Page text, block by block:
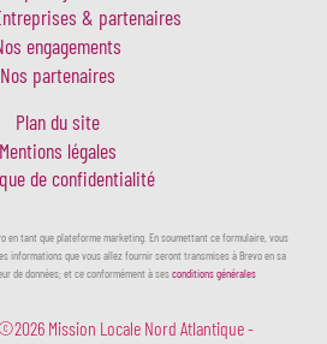
& partenaires
engagements
Nos partenaires
Plan du site
Mentions légales
de confidentialité
en tant que plateforme marketing. En soumettant ce formulaire, vous
informations que vous allez fournir seront transmises à Brevo en sa
de données; et ce conformément à sesconditions générales
Mission Locale Nord Atlantique -